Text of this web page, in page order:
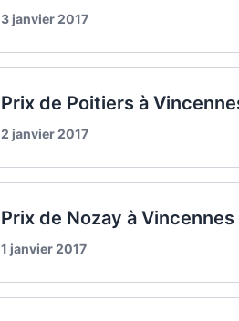
3 janvier 2017
Prix de Poitiers à
2 janvier 2017
Prix de Nozay à
1 janvier 2017